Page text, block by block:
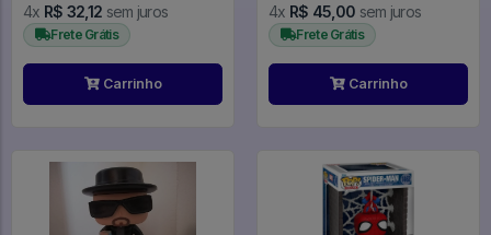
4x R$ 32,12 sem juros
Frete Grátis
Carrinho
4x R$ 45,00 sem juros
Frete Grátis
Carrinho